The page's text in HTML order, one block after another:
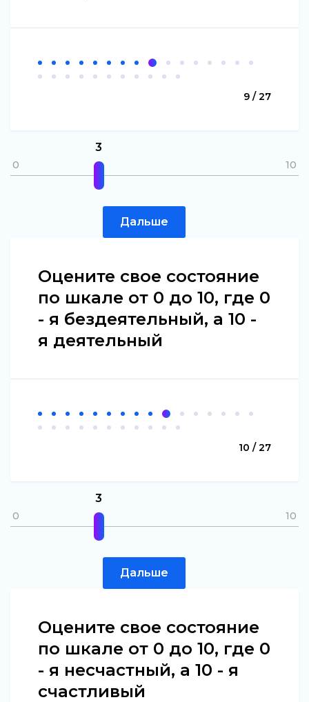
9 / 27
0 10
3
Дальше
Оцените свое состояние
по шкале от 0 до 10, где 0
- я бездеятельный, а 10 -
я деятельный
10 / 27
0 10
3
Дальше
Оцените свое состояние
по шкале от 0 до 10, где 0
- я несчастный, а 10 - я
счастливый